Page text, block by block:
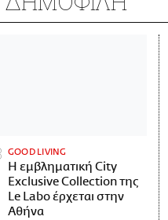
GOOD LIVING
Η εμβληματική City
Exclusive Collection της
Le Labo έρχεται στην
Αθήνα